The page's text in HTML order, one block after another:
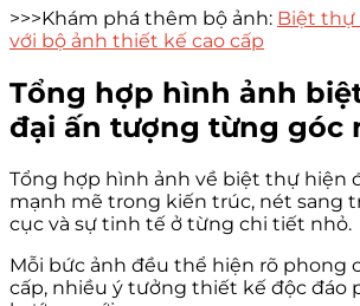
>>>Khám phá thêm bộ ảnh: Biệt thự
với bộ ảnh thiết kế cao cấp
Tổng hợp hình ảnh
đại ấn tượng từng góc
Tổng hợp hình ảnh về biệt thự hiện
mạnh mẽ trong kiến trúc, nét sang
cục và sự tinh tế ở từng chi tiết nhỏ.
Mỗi bức ảnh đều thể hiện rõ phong
cấp, nhiều ý tưởng thiết kế độc đáo